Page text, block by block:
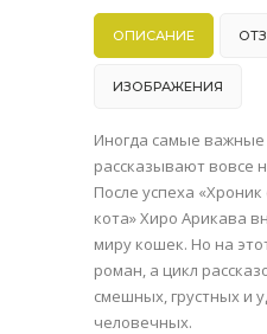
ОПИСАНИЕ
ИЗОБРАЖЕНИЯ
Иногда самые важные
рассказывают вовсе
После успеха
кота» Хиро Арикава
миру кошек. Но на
роман, а цикл
смешных, грустных и
человечных.